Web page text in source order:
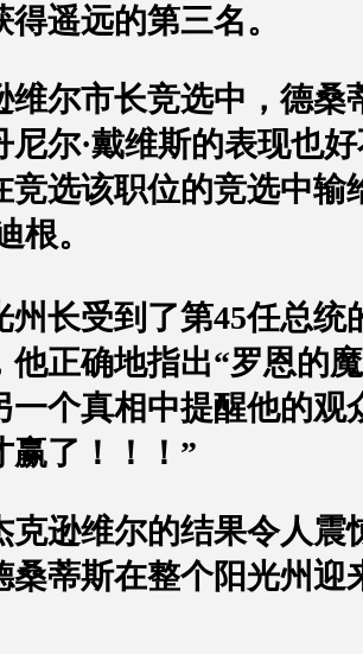
遥远的第三名。
维尔市长竞选中，德桑
尼尔·戴维斯的表现也
竞选该职位的竞选中输
根。
州长受到了第45任总统
他正确地指出“罗恩的
一个真相中提醒他的观
赢了！！！ ”
克逊维尔的结果令人震
桑蒂斯在整个阳光州迎